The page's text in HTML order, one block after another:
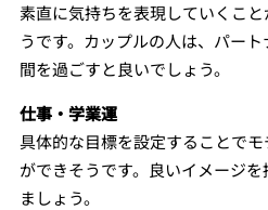
素直に気持ちを表現していくこ
うです。カップルの人は、パー
間を過ごすと良いでしょう。
仕事・学業運
具体的な目標を設定することで
ができそうです。良いイメージ
ましょう。